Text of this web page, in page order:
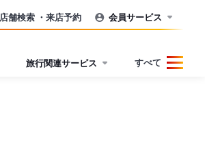
店舗検索 ・来店予約 会員サービス
旅行関連サービス すべて